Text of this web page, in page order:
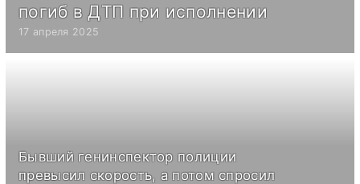
погиб в ДТП при исполнении
17 апреля 2025
Бывший генинспектор полиции
превысил скорость, а потом спросил